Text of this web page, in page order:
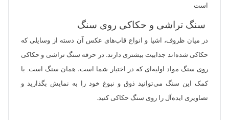
است
سنگ تراشی و حکاکی روی سنگ
در میان ظروف، اشیا و انواع قاب‌های عکس آن دسته از وسایلی که
حکاکی شده‌اند جذابیت بیشتری دارند. در حرفه سنگ تراشی و حکاکی
روی سنگ مواد اولیه‌ای که در اختیار شما است، همان سنگ است. با
کمک این سنگ می‌توانید ذوق و نبوغ خود را به نمایش بگذارید و
تصاویری ایده‌آل را روی سنگ حکاکی کنید.